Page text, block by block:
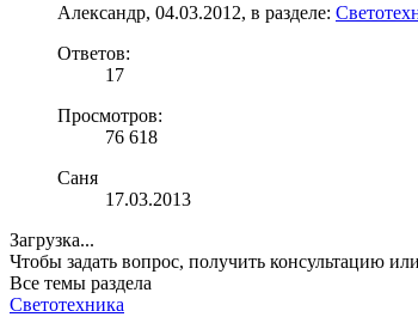
Александр, 04.03.2012, в разделе:
Ответов:
17
Просмотров:
76 618
Саня
17.03.2013
Загрузка...
Чтобы задать вопрос, получить консультацию
Все темы раздела
Светотехника